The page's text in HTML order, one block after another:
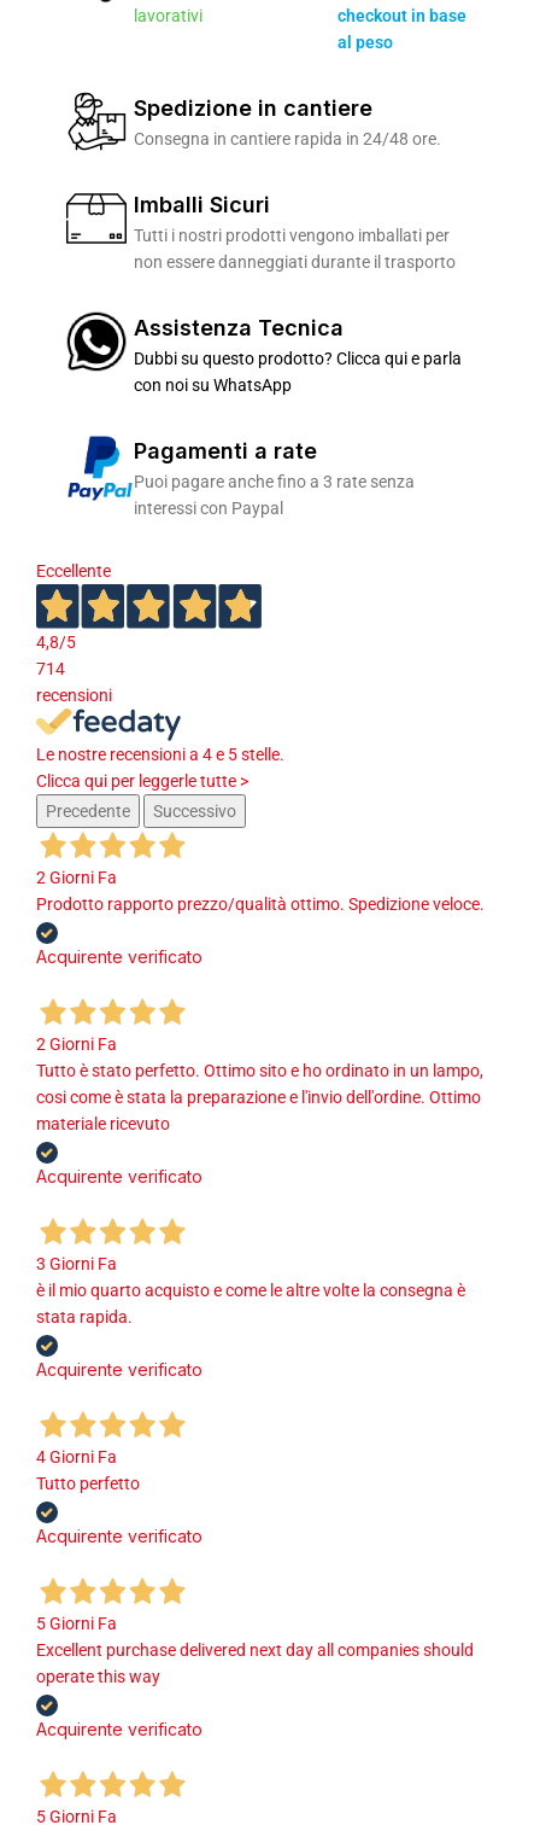
lavorativi
checkout in base
al peso
Spedizione in cantiere
Consegna in cantiere rapida in 24/48 ore.
Imballi Sicuri
Tutti i nostri prodotti vengono imballati per
non essere danneggiati durante il trasporto
Assistenza Tecnica
Dubbi su questo prodotto? Clicca qui e parla
con noi su WhatsApp
Pagamenti a rate
Puoi pagare anche fino a 3 rate senza
interessi con Paypal
Eccellente
4,8/5
714
recensioni
Le nostre recensioni a 4 e 5 stelle.
Clicca qui per leggerle tutte >
Precedente
Successivo
2 Giorni Fa
Prodotto rapporto prezzo/qualità ottimo. Spedizione veloce.
Acquirente verificato
2 Giorni Fa
Tutto è stato perfetto. Ottimo sito e ho ordinato in un lampo,
cosi come è stata la preparazione e l'invio dell'ordine. Ottimo
materiale ricevuto
Acquirente verificato
3 Giorni Fa
è il mio quarto acquisto e come le altre volte la consegna è
stata rapida.
Acquirente verificato
4 Giorni Fa
Tutto perfetto
Acquirente verificato
5 Giorni Fa
Excellent purchase delivered next day all companies should
operate this way
Acquirente verificato
5 Giorni Fa